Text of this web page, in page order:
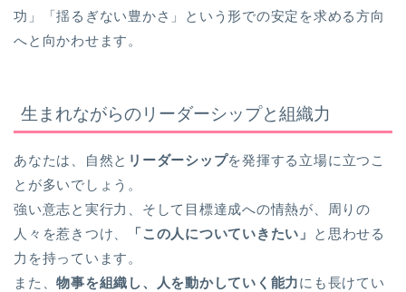
功」「揺るぎない豊かさ」という形での安定を求める方向
へと向かわせます。
生まれながらのリーダーシップと組織力
あなたは、自然と リーダーシップを発揮する立場に立つこ
とが多いでしょう。
強い意志と実行力、そして目標達成への情熱が、周りの
人々を惹きつけ、
「この人についていきたい」
と思わせる
力を持っています。
また、物事を組織し、人を動かしていく能力にも長けてい